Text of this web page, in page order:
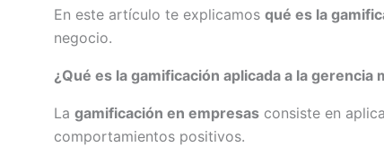
En este artículo te explicamos qué es la
negocio.
¿Qué es la gamificación aplicada a la gerencia
La gamificación en empresas consiste en
comportamientos positivos.